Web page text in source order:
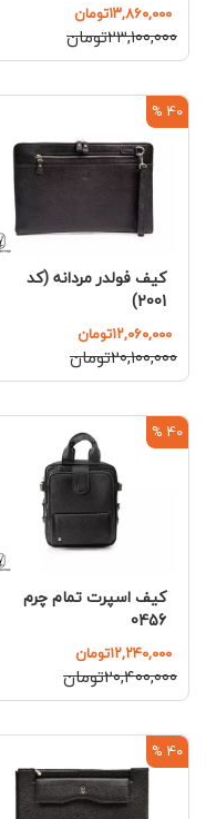
۱۳,۸۶۰,۰۰۰تومان
۲۳,۱۰۰,۰۰۰تومان
40 %
کیف فولدر مردانه (کد
2001)
۱۲,۰۶۰,۰۰۰تومان
۲۰,۱۰۰,۰۰۰تومان
40 %
کیف اسپرت تمام چرم
0456
۱۲,۲۴۰,۰۰۰تومان
۲۰,۴۰۰,۰۰۰تومان
40 %